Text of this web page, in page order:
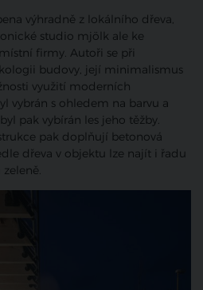
výhradně z lokálního dřeva,
studio mjölk ale ke
firmy. Autoři se při
budovy, její minimalismus
využití moderních
vybrán s ohledem na barvu a
pak vybírán les jeho těžby.
pak doplňují betonová
dřeva v objektu lze najít i řadu